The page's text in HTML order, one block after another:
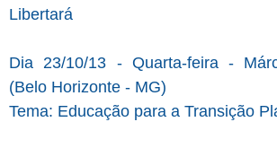
Libertará
Dia 23/10/13 - Quarta-feira -
(Belo Horizonte - MG)
Tema: Educação para a Transição